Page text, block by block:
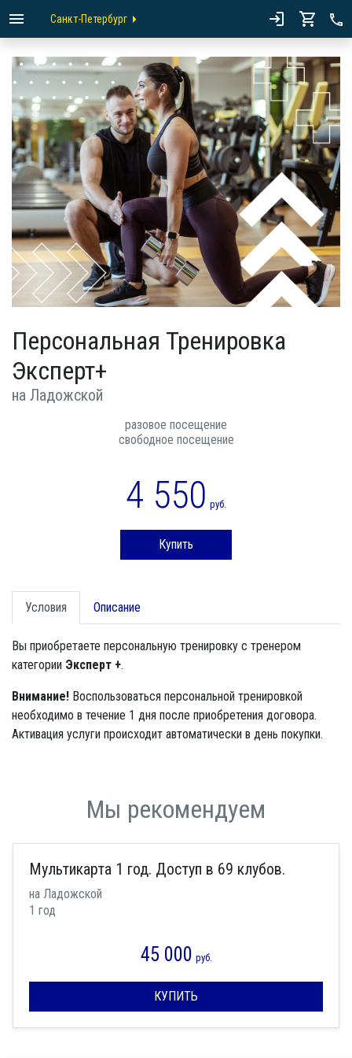
Санкт-Петербург
Персональная Тренировка
Эксперт+
на Ладожской
разовое посещение
свободное посещение
4 550 руб.
Купить
Условия Описание
Вы приобретаете персональную тренировку с тренером
категории Эксперт +.
Внимание! Воспользоваться персональной тренировкой
необходимо в течение 1 дня после приобретения договора.
Активация услуги происходит автоматически в день покупки.
Мы рекомендуем
Мультикарта 1 год. Доступ в 69 клубов.
на Ладожской
1 год
45 000 руб.
КУПИТЬ